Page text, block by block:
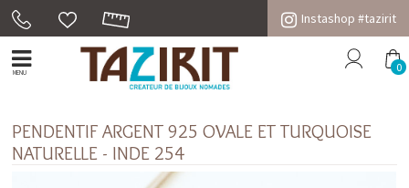
Instashop #tazirit
MENU 0
PENDENTIF ARGENT 925 OVALE ET TURQUOISE
NATURELLE - INDE 254